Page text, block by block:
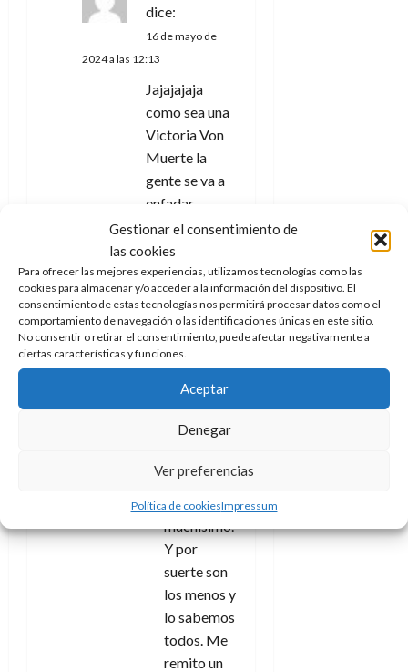
Gestionar el consentimiento de
las cookies
Para ofrecer las mejores experiencias, utilizamos tecnologías como las
cookies para almacenar y/o acceder a la información del dispositivo. El
consentimiento de estas tecnologías nos permitirá procesar datos como el
comportamiento de navegación o las identificaciones únicas en este sitio.
No consentir o retirar el consentimiento, puede afectar negativamente a
ciertas características y funciones.
Aceptar
Denegar
Ver preferencias
Política de cookiesImpressum
dice:
16 de mayo de
2024 a las 12:13
Jajajajaja
como sea una
Victoria Von
Muerte la
gente se va a
enfadar
muchísimo…
RESPONDER
Doc
Pastor
dice:
16 de mayo de 2024 a las
Matizo:
gente se va
a enfadar
muchísimo.
Y por
suerte son
los menos y
lo sabemos
todos. Me
remito un